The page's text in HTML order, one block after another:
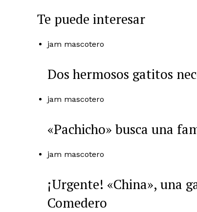
Te puede interesar
jam mascotero
Dos hermosos gatitos
jam mascotero
«Pachicho» busca una
jam mascotero
¡Urgente! «China», una
Comedero